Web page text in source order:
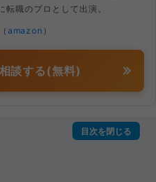
転職のプロとして出演。
（ amazon ）
談する(無料)